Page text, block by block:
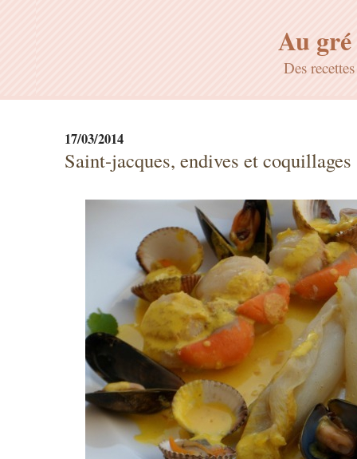
Au gré
Des
17/03/2014
Saint-jacques, endives et coquillages